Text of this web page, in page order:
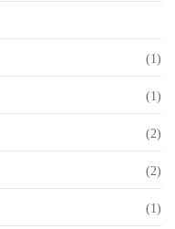
(1)
(1)
(2)
(2)
(1)